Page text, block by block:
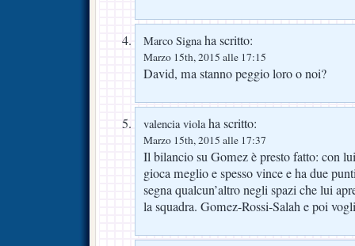
Marco Signaha scritto:
Marzo 15th, 2015 alle 17:15
David, ma stanno peggio loro o noi?
valencia violaha scritto:
Marzo 15th, 2015 alle 17:37
Il bilancio su Gomez è presto fatto: con
gioca meglio e spesso vince e ha due
segna qualcun’altro negli spazi che lui
la squadra. Gomez-Rossi-Salah e poi